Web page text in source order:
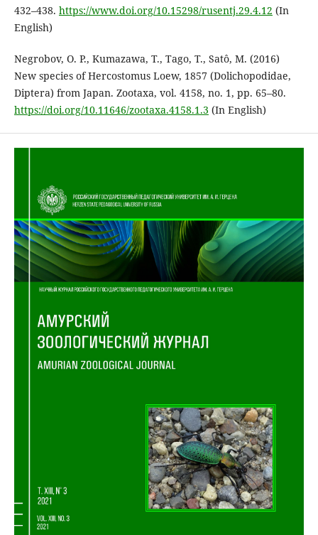
432–438. https://www.doi.org/10.15298/rusentj.29.4.12 (In
English)
Negrobov, O. P., Kumazawa, T., Tago, T., Satô, M. (2016)
New species of Hercostomus Loew, 1857 (Dolichopodidae,
Diptera) from Japan. Zootaxa, vol. 4158, no. 1, pp. 65–80.
https://doi.org/10.11646/zootaxa.4158.1.3 (In English)